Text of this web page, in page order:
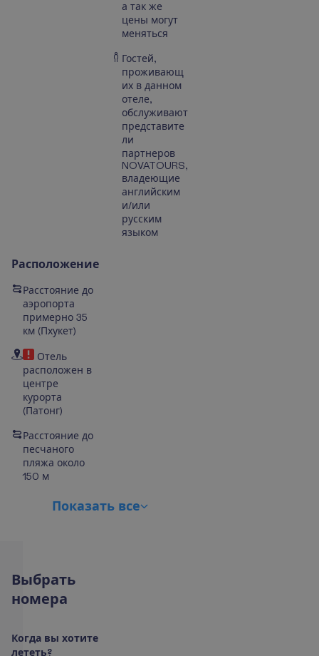
а так же
цены могут
меняться
Гостей,
проживающ
их в данном
отеле,
обслуживают
представите
ли
партнеров
NOVATOURS,
владеющие
английским
и/или
русским
языком
Расположение
Расстояние до
аэропорта
примерно 35
км (Пхукет)
Отель
расположен в
центре
курорта
(Патонг)
Расстояние до
песчаного
пляжа около
150 м
Показать все
Выбрать
номера
Когда вы хотите
лететь?